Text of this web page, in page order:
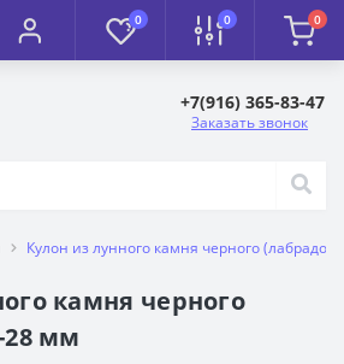
0 0 0
+7(916) 365-83-47
Заказать звонок
Кулон из лунного камня черного
камня черного
28 мм